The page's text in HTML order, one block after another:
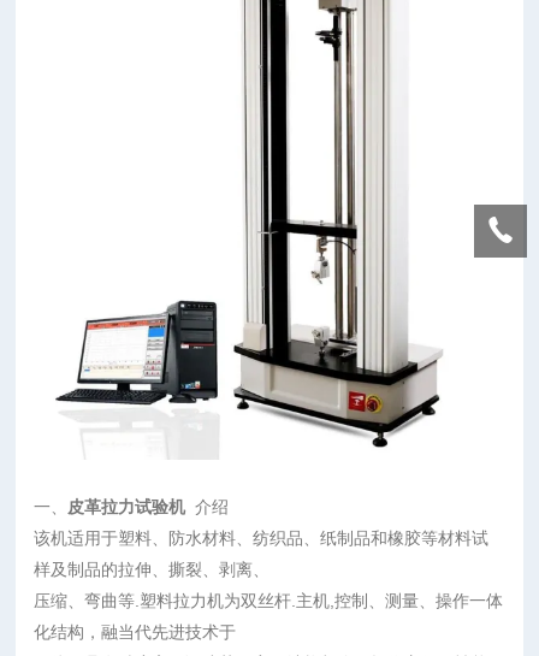
一、 皮革拉力试验机 介绍
该机适用于塑料、防水材料、纺织品、纸制品和橡胶等材料试
样及制品的拉伸、撕裂、剥离、
压缩、弯曲等.塑料拉力机为双丝杆.主机,控制、测量、操作一体
化结构，融当代先进技术于